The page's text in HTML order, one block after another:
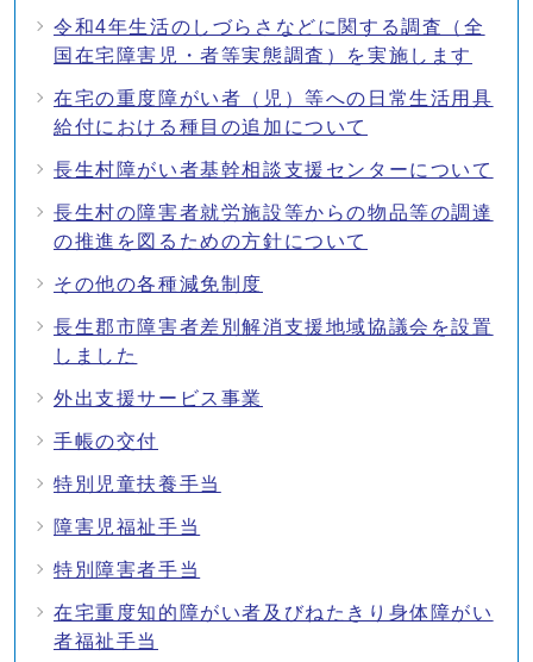
令和4年生活のしづらさなどに関する調査（全
国在宅障害児・者等実態調査）を実施します
在宅の重度障がい者（児）等への日常生活用具
給付における種目の追加について
長生村障がい者基幹相談支援センターについて
長生村の障害者就労施設等からの物品等の調達
の推進を図るための方針について
その他の各種減免制度
長生郡市障害者差別解消支援地域協議会を設置
しました
外出支援サービス事業
手帳の交付
特別児童扶養手当
障害児福祉手当
特別障害者手当
在宅重度知的障がい者及びねたきり身体障がい
者福祉手当